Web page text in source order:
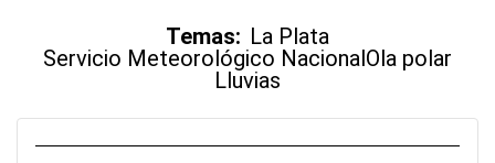
Temas: La Plata
Servicio Meteorológico NacionalOla polar
Lluvias